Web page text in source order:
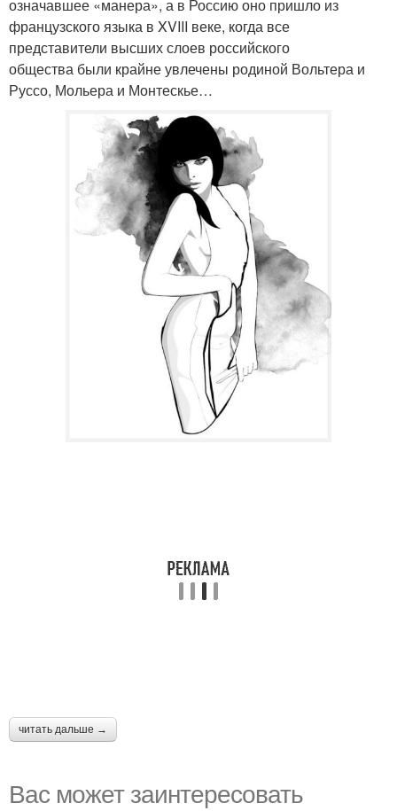
означавшее «манера», а в Россию оно пришло из
французского языка в XVIII веке, когда все
представители высших слоев российского
общества были крайне увлечены родиной Вольтера и
Руссо, Мольера и Монтескье…
читать дальше →
Вас может заинтересовать